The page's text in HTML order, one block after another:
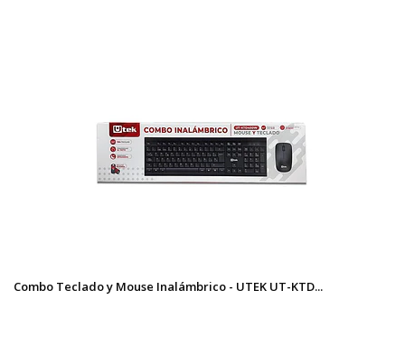
Combo Teclado y Mouse Inalámbrico - UTEK UT-KTD...